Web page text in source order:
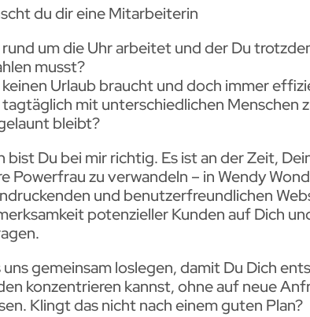
du dir eine Mitarbeiterin
rund um die Uhr arbeitet und der Du
musst?
keinen Urlaub braucht und doch immer
tagtäglich mit unterschiedlichen Menschen
bleibt?
bist Du bei mir richtig. Es ist an der Zeit,
Powerfrau zu verwandeln – in Wendy
und benutzerfreundlichen
potenzieller Kunden auf Dich
uns gemeinsam loslegen, damit Du Dich
konzentrieren kannst, ohne auf neue
Klingt das nicht nach einem guten Plan?